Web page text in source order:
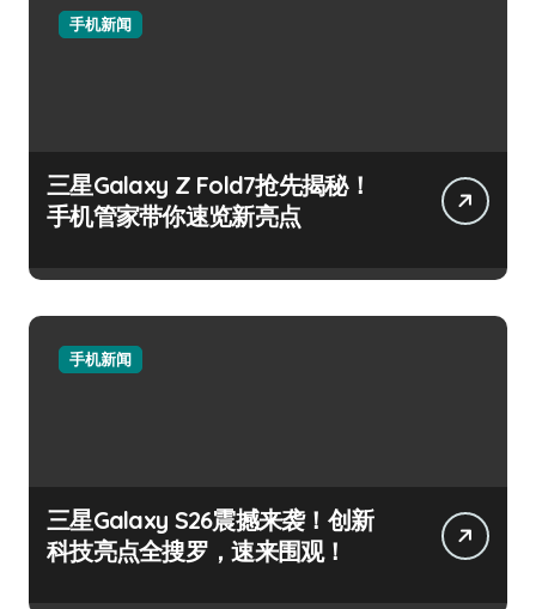
手机新闻
三星Galaxy Z Fold7抢先揭秘！
手机管家带你速览新亮点
手机新闻
三星Galaxy S26震撼来袭！创新
科技亮点全搜罗，速来围观！